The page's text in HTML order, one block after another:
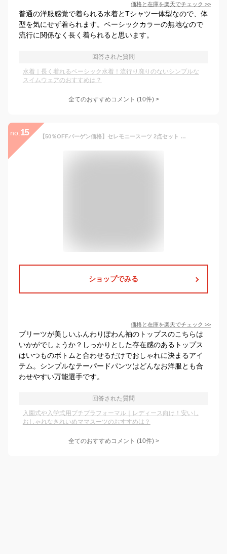
価格と在庫を楽天でチェック >>
普通の洋服感覚で着られる水着とTシャツ一体型なので、体
型を気にせず着られます。ベーシックカラーの無地なので
流行に関係なく長く着られると思います。
回答された質問
水着｜長く着れるベーシック水着！流行り廃りのないシンプルな
スイムウェアのおすすめは？
全てのおすすめコメント (10件) >
no. 15 【50％OFFバーゲン価格】セレモニースーツ 2点セット スーツ パンツスーツ ママスーツ フォーマルスーツ レディース ミセス 50代 40代 30代 七五三 入園 入学式 卒業式 親族 母親 女性 服装 大きいサイズ セットアップ 結婚式 黒 上品 通勤 即日発送 プレゼント ギフト
ショップでみる
価格と在庫を楽天でチェック >>
プリーツが美しいふんわりぽわん袖のトップスのこちらは
いかがでしょうか？しっかりとした存在感のあるトップス
はいつものボトムと合わせるだけでおしゃれに決まるアイ
テム。シンプルなテーパードパンツはどんなお洋服とも合
わせやすい万能選手です。
回答された質問
入園式や入学式用プチプラフォーマル｜レディース向け！安いし
おしゃれなきれいめママスーツのおすすめは？
全てのおすすめコメント (10件) >